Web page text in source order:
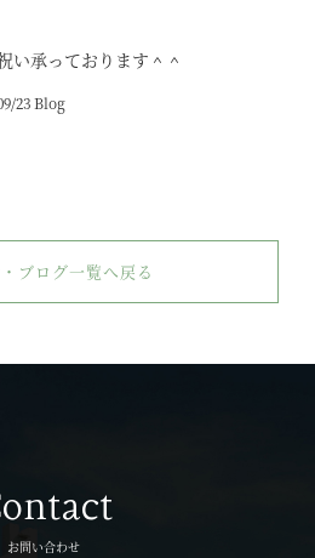
い承っております＾＾
23 Blog
ブログ一覧へ戻る
お問い合わせ